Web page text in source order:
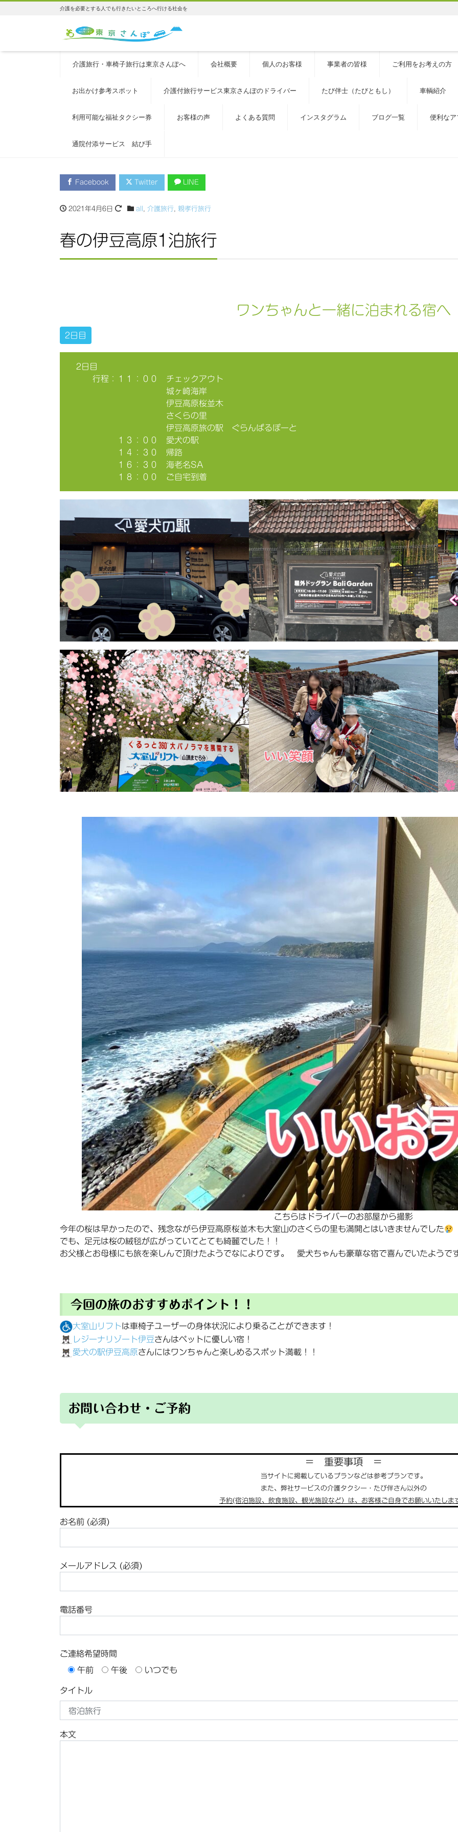
介護を必要とする人でも行きたいところへ行ける社会を
介護旅行・車椅子旅行は東京さんぽへ 会社概要 個人のお客様 事業者の皆様 ご利用をお考えの方
お出かけ参考スポット 介護付旅行サービス東京さんぽのドライバー たび伴士（たびともし） 車輌紹介
利用可能な福祉タクシー券 お客様の声 よくある質問 インスタグラム ブログ一覧 便利な
通院付添サービス 結び手
Facebook Twitter LINE
2021年4月6日 all 介護旅行, 親孝行旅行
春の伊豆高原1泊旅行
ワンちゃんと一緒に泊まれる宿へ
2日目
2日目
行程：１１：００ チェックアウト
城ヶ崎海岸
伊豆高原桜並木
さくらの里
伊豆高原旅の駅 ぐらんぱるぽーと
１３：００ 愛犬の駅
１４：３０ 帰路
１６：３０ 海老名SA
１８：００ ご自宅到着
こちらはドライバーのお部屋から撮影
今年の桜は早かったので、残念ながら伊豆高原桜並木も大室山のさくらの里も満開とはいきませんでした
でも、足元は桜の絨毯が広がっていてとても綺麗でした！！
お父様とお母様にも旅を楽しんで頂けたようでなによりです。 愛犬ちゃんも豪華な宿で喜んでいたようで
今回の旅のおすすめポイント！！
大室山リフトは車椅子ユーザーの身体状況により乗ることができます！
レジーナリゾート伊豆さんはペットに優しい宿！
愛犬の駅伊豆高原さんにはワンちゃんと楽しめるスポット満載！！
お問い合わせ・ご予約
＝ 重要事項 ＝
当サイトに掲載しているプランなどは参考プランです。
また、弊社サービスの介護タクシー・たび伴さん以外の
予約(宿泊施設、飲食施設、観光施設など）は、お客様ご自身でお願いいたしま
お名前 (必須)
メールアドレス (必須)
電話番号
ご連絡希望時間
午前
午後 いつでも
タイトル
本文